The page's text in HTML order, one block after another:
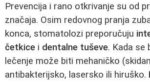
Prevencija i rano otkrivanje su od
značaja. Osim redovnog pranja
konca, stomatolozi preporučuju
četkice i dentalne tuševe. Kada se
lečenje može biti mehaničko
antibakterijsko, lasersko ili hiruško.